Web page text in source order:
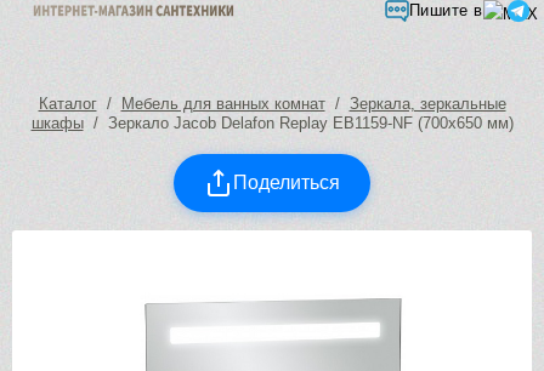
Пишите в
Каталог/ Мебель для ванных комнат/ Зеркала, зеркальные
шкафы/ Зеркало Jacob Delafon Replay EB1159-NF (700х650 мм)
Поделиться